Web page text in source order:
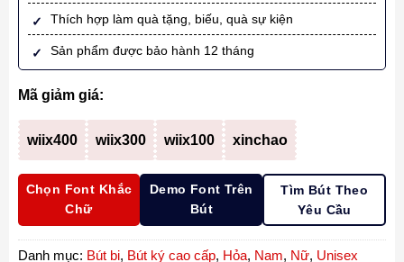
Thích hợp làm quà tặng, biếu, quà sự kiện
Sản phẩm được bảo hành 12 tháng
Mã giảm giá:
wiix400 wiix300 wiix100 xinchao
Chọn Font Khắc
Chữ
Demo Font Trên
Bút
Tìm Bút Theo
Yêu Cầu
Danh mục: Bút bi, Bút ký cao cấp, Hỏa, Nam, Nữ, Unisex